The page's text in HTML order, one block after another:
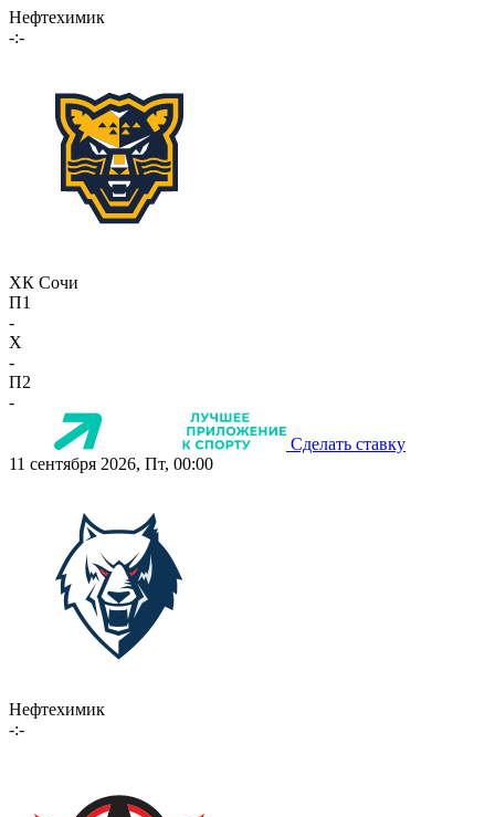
Нефтехимик
-:-
ХК Сочи
П1
-
X
-
П2
-
Сделать ставку
11 сентября 2026, Пт, 00:00
Нефтехимик
-:-